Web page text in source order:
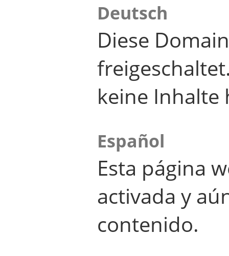
Deutsch
Diese
keine Inhalte
Español
Esta página
activada y
contenido.